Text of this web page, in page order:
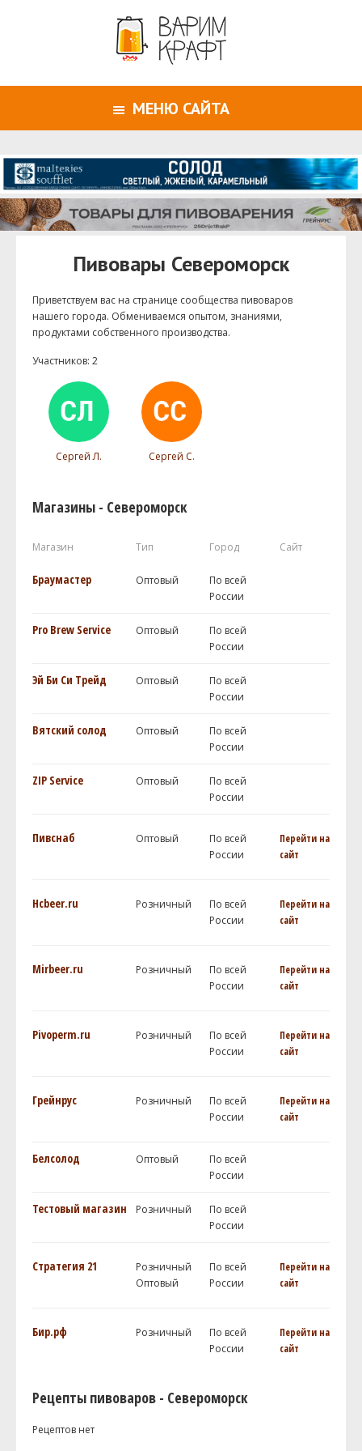
МЕНЮ САЙТА
Пивовары Североморск
Приветствуем ваc на странице сообщества пивоваров
нашего города. Обмениваемся опытом, знаниями,
продуктами собственного производства.
Участников: 2
Сергей Л. Сергей С.
Магазины - Североморск
Магазин Тип Город Сайт
Браумастер Оптовый
По всей
России
Pro Brew Service Оптовый
По всей
России
Эй Би Си Трейд Оптовый
По всей
России
Вятский солод Оптовый
По всей
России
ZIP Service Оптовый
По всей
России
Пивснаб Оптовый
По всей
России
Перейти на
сайт
Hcbeer.ru Розничный
По всей
России
Перейти на
сайт
Mirbeer.ru Розничный
По всей
России
Перейти на
сайт
Pivoperm.ru Розничный
По всей
России
Перейти на
сайт
Грейнрус Розничный
По всей
России
Перейти на
сайт
Белсолод Оптовый
По всей
России
Тестовый магазин Розничный
По всей
России
Стратегия 21
Розничный
Оптовый
По всей
России
Перейти на
сайт
Бир.рф Розничный
По всей
России
Перейти на
сайт
Рецепты пивоваров - Североморск
Рецептов нет